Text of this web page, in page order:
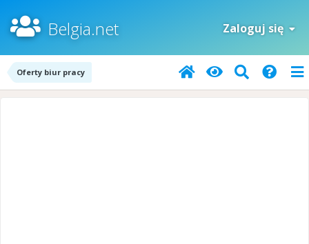
Belgia.net Zaloguj się
Oferty biur pracy